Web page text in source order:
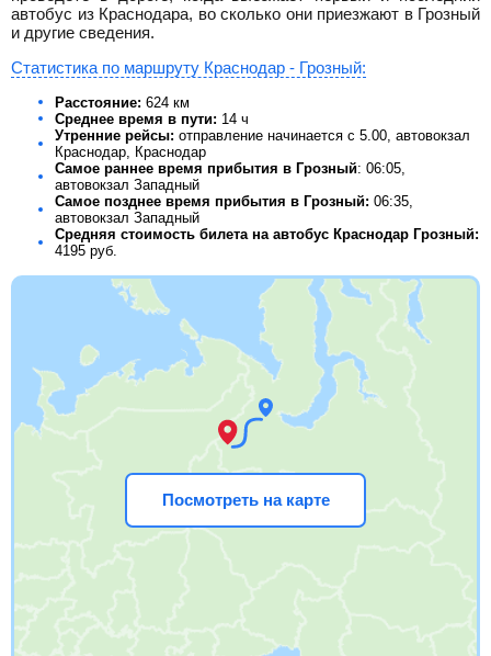
автобус из Краснодара, во сколько они приезжают в Грозный
и другие сведения.
Статистика по маршруту Краснодар - Грозный:
Расстояние: 624 км
Среднее время в пути: 14 ч
Утренние рейсы: отправление начинается с 5.00, автовокзал
Краснодар, Краснодар
Самое раннее время прибытия в Грозный: 06:05,
автовокзал Западный
Самое позднее время прибытия в Грозный: 06:35,
автовокзал Западный
Средняя стоимость билета на автобус Краснодар Грозный:
4195 руб.
Посмотреть на карте